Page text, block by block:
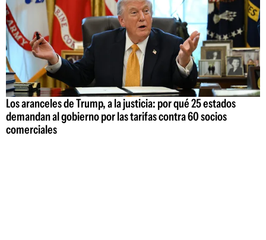
Los aranceles de Trump, a la justicia: por qué 25 estados
demandan al gobierno por las tarifas contra 60 socios
comerciales